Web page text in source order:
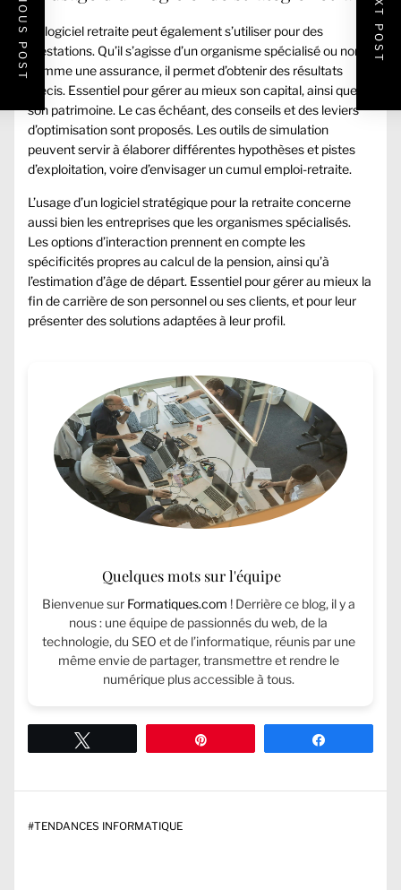
Le logiciel retraite peut également s’utiliser pour des
prestations. Qu’il s’agisse d’un organisme spécialisé ou non,
comme une assurance, il permet d’obtenir des résultats
précis. Essentiel pour gérer au mieux son capital, ainsi que
son patrimoine. Le cas échéant, des conseils et des leviers
d’optimisation sont proposés. Les outils de simulation
peuvent servir à élaborer différentes hypothèses et pistes
d’exploitation, voire d’envisager un cumul emploi-retraite.
L’usage d’un logiciel stratégique pour la retraite concerne
aussi bien les entreprises que les organismes spécialisés.
Les options d’interaction prennent en compte les
spécificités propres au calcul de la pension, ainsi qu’à
l’estimation d’âge de départ. Essentiel pour gérer au mieux la
fin de carrière de son personnel ou ses clients, et pour leur
présenter des solutions adaptées à leur profil.
Quelques mots sur l'équipe
Bienvenue sur Formatiques.com ! Derrière ce blog, il y a
nous : une équipe de passionnés du web, de la
technologie, du SEO et de l’informatique, réunis par une
même envie de partager, transmettre et rendre le
numérique plus accessible à tous.
#TENDANCES INFORMATIQUE
NEXT POST